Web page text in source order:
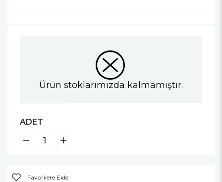
Ürün stoklarımızda kalmamıştır.
ADET
Favorilere Ekle